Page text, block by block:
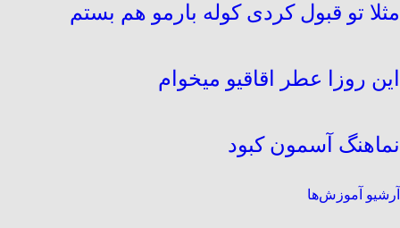
مثلا تو قبول کردی کوله بارمو هم بستم
این روزا عطر اقاقیو میخوام
نماهنگ آسمون کبود
آرشیو آموزش‌ها